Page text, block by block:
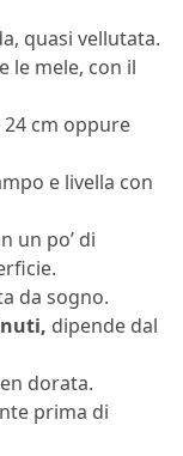
quasi vellutata.
le mele, con il
cm oppure
e livella con
un po’ di
da sogno.
dipende dal
dorata.
prima di